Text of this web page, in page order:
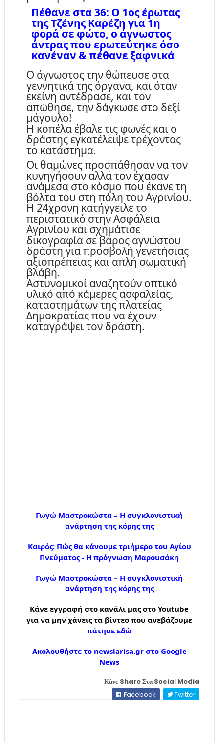
Πέθανε στα 36: Ο 1ος έρωτας
της Τζένης Καρέζη για 1η
φορά σε φώτο, ο άγνωστος
άντρας που ερωτεύτηκε όσο
κανέναν & πέθανε ξαφνικά
Ο άγνωστος την θώπευσε στα
γεννητικά της όργανα, και όταν
εκείνη αντέδρασε, και τον
απώθησε, την δάγκωσε στο δεξί
μάγουλο!
Η κοπέλα έβαλε τις φωνές και ο
δράστης εγκατέλειψε τρέχοντας
το κατάστημα.
Οι θαμώνες προσπάθησαν να τον
κυνηγήσουν αλλά τον έχασαν
ανάμεσα στο κόσμο που έκανε τη
βόλτα του στη πόλη του Αγρινίου.
Η 24χρονη κατήγγειλε το
περιστατικό στην Ασφάλεια
Αγρινίου και σχημάτισε
δικογραφία σε βάρος αγνώστου
δράστη για προσβολή γενετήσιας
αξιοπρέπειας και απλή σωματική
βλάβη.
Αστυνομικοί αναζητούν οπτικό
υλικό από κάμερες ασφαλείας,
καταστημάτων της πλατείας
Δημοκρατίας που να έχουν
καταγράψει τον δράστη.
Γωγώ Μαστροκώστα – Η συγκλονιστική
ανάρτηση της κόρης της
Καιρός: Πώς θα κάνουμε τριήμερο του Αγίου
Πνεύματος - Η πρόγνωση Μαρουσάκη
Γωγώ Μαστροκώστα – Η συγκλονιστική
ανάρτηση της κόρης της
Κάνε εγγραφή στο κανάλι μας στο Youtube
για να μην χάνεις τα βίντεο που ανεβάζουμε
πάτησε εδώ
Ακολουθήστε το newslarisa.gr στο Google
News
Κάνε Share Στα Social Media
Facebook
Twitter